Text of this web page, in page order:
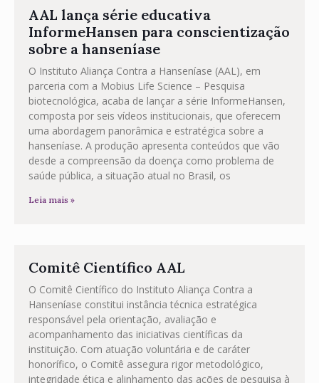
AAL lança série educativa
InformeHansen para conscientização
sobre a hanseníase
O Instituto Aliança Contra a Hanseníase (AAL), em
parceria com a Mobius Life Science – Pesquisa
biotecnológica, acaba de lançar a série InformeHansen,
composta por seis vídeos institucionais, que oferecem
uma abordagem panorâmica e estratégica sobre a
hanseníase. A produção apresenta conteúdos que vão
desde a compreensão da doença como problema de
saúde pública, a situação atual no Brasil, os
Leia mais »
Comitê Científico AAL
O Comitê Científico do Instituto Aliança Contra a
Hanseníase constitui instância técnica estratégica
responsável pela orientação, avaliação e
acompanhamento das iniciativas científicas da
instituição. Com atuação voluntária e de caráter
honorífico, o Comitê assegura rigor metodológico,
integridade ética e alinhamento das ações de pesquisa à